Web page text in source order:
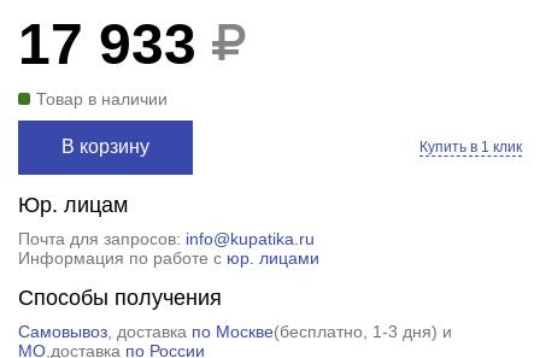
17 933
Товар в наличии
В корзину Купить в 1 клик
Юр. лицам
Почта для запросов: info@kupatika.ru
Информация по работе с юр. лицами
Способы получения
Самовывоз, доставка по Москве(бесплатно, 1-3 дня) и
МО,доставка по России